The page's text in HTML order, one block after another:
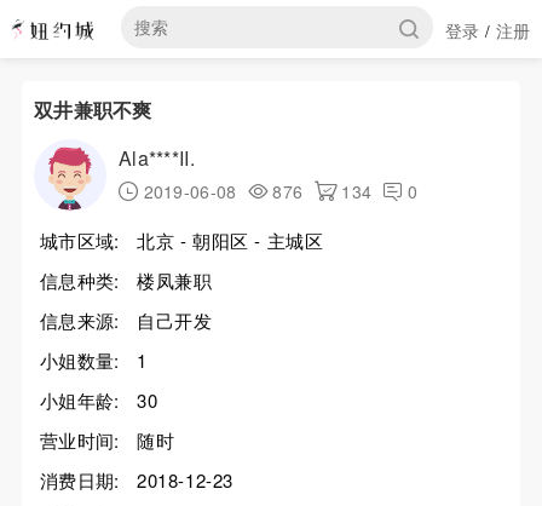
登录 / 注册
双井兼职不爽
Ala****II.
2019-06-08 876 134 0
城市区域:
北京 - 朝阳区 - 主城区
信息种类:
楼凤兼职
信息来源:
自己开发
小姐数量:
1
小姐年龄:
30
营业时间:
随时
消费日期:
2018-12-23